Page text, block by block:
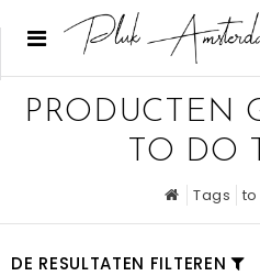
PRODUCTEN
TO DO
Tags
DE RESULTATEN FILTEREN